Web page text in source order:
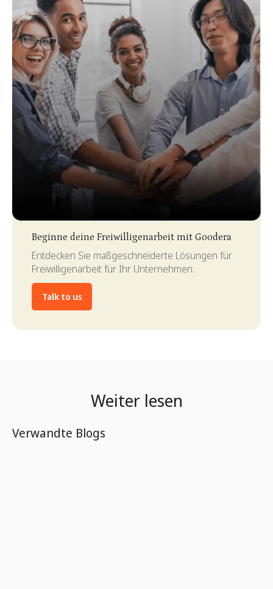
Beginne deine Freiwilligenarbeit mit Goodera
Entdecken Sie maßgeschneiderte Lösungen für
Freiwilligenarbeit für Ihr Unternehmen.
Talk to us
Weiter lesen
Verwandte Blogs